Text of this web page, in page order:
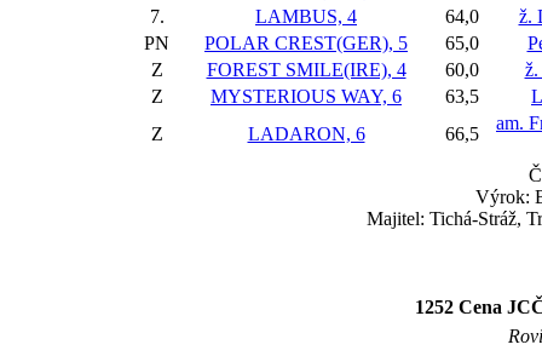
7.
LAMBUS, 4 64,0
ž.
PN
POLAR CREST(GER), 5 65,0
Z
FOREST SMILE(IRE), 4 60,0
Z
MYSTERIOUS WAY, 6 63,5
Z
LADARON, 6 66,5
am.
Výrok:
Majitel: Tichá-Stráž,
1252 Cena